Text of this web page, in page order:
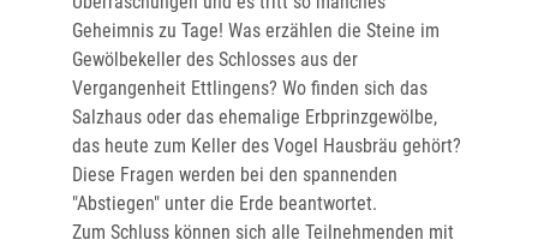
Geheimnis zu Tage! Was erzählen die Steine im
Gewölbekeller des Schlosses aus der
Vergangenheit Ettlingens? Wo finden sich das
Salzhaus oder das ehemalige Erbprinzgewölbe,
das heute zum Keller des Vogel Hausbräu gehört?
Diese Fragen werden bei den spannenden
"Abstiegen" unter die Erde beantwortet.
Zum Schluss können sich alle Teilnehmenden mit